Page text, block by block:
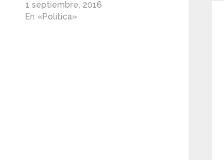
1 septiembre, 2016
En «Política»